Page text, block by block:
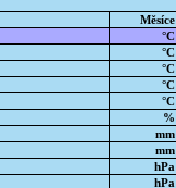
Měsíce
°C
°C
°C
°C
°C
%
mm
mm
hPa
hPa